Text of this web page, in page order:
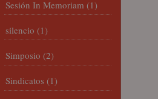
Sesión In Memoriam (1)
silencio (1)
Simposio (2)
Sindicatos (1)